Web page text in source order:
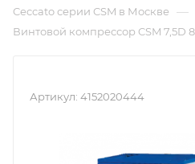
Ceccato серии CSM в Москве —
Винтовой компрессор CSM 7,5D
Артикул: 4152020444